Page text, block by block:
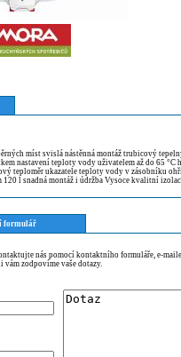
míst svislá nástěnná montáž trubicový
nastavení teploty vody uživatelem až do 65 °C
teploměr ukazatele teploty vody v zásobníku
120 l snadná montáž i údržba Vysoce kvalitní
formulář
nás pomocí kontaktního formuláře, e-
vám zodpovíme vaše dotazy.